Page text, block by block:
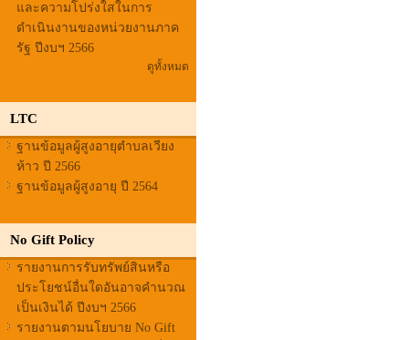
และความโปร่งใสในการ
ดำเนินงานของหน่วยงานภาค
รัฐ ปีงบฯ 2566
ดูทั้งหมด
LTC
ฐานข้อมูลผู้สูงอายุตำบลเวียง
ห้าว ปี 2566
ฐานข้อมูลผู้สูงอายุ ปี 2564
No Gift Policy
รายงานการรับทรัพย์สินหรือ
ประโยชน์อื่นใดอันอาจคำนวณ
เป็นเงินได้ ปีงบฯ 2566
รายงานตามนโยบาย No Gift